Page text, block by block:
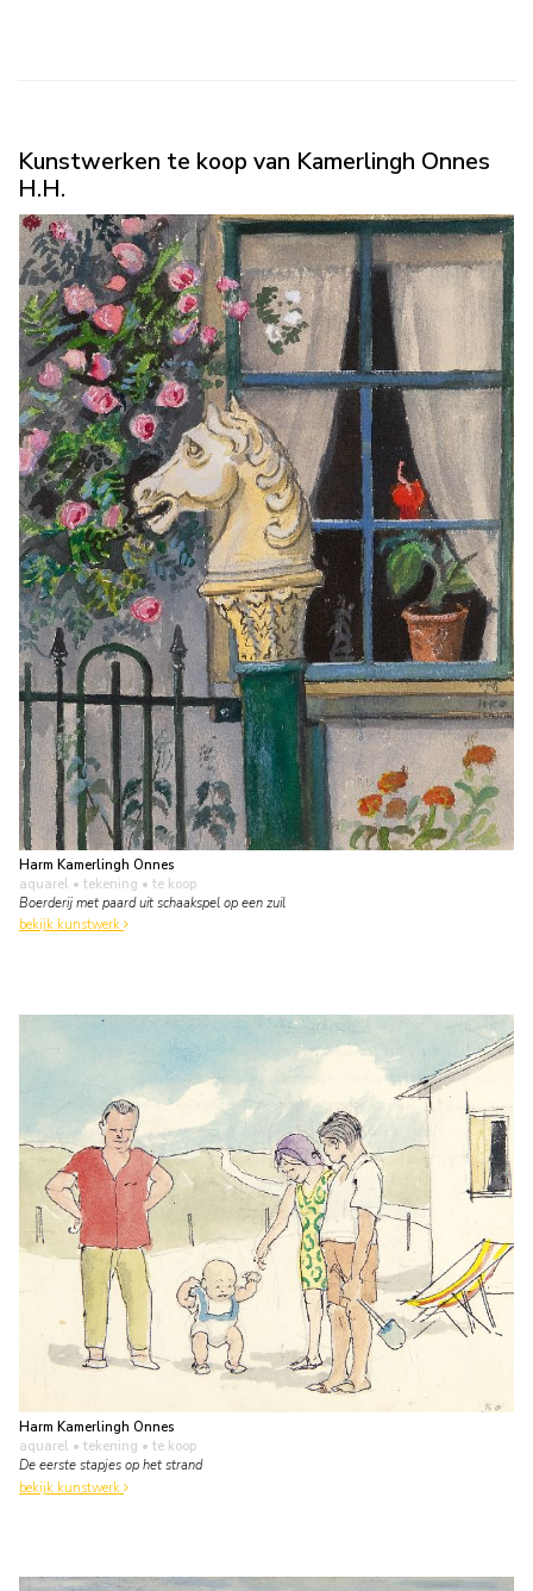
Kunstwerken te koop van Kamerlingh Onnes
H.H.
Harm Kamerlingh Onnes
aquarel • tekening • te koop
Boerderij met paard uit schaakspel op een zuil
bekijk kunstwerk
Harm Kamerlingh Onnes
aquarel • tekening • te koop
De eerste stapjes op het strand
bekijk kunstwerk